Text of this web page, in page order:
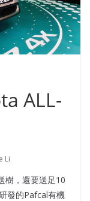
ALL-
Li
樹，還要送足10
發的Pafcal有機